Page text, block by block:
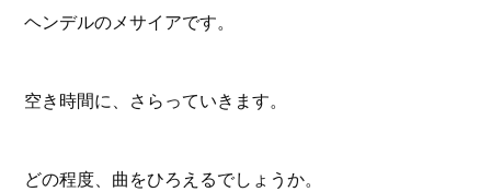
ヘンデルのメサイアです。
空き時間に、さらっていきます。
どの程度、曲をひろえるでしょうか。